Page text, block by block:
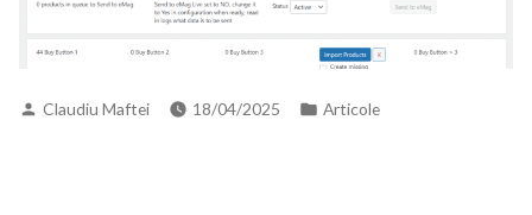
Publicat
Claudiu Maftei 18/04/2025
Publicat
Articole